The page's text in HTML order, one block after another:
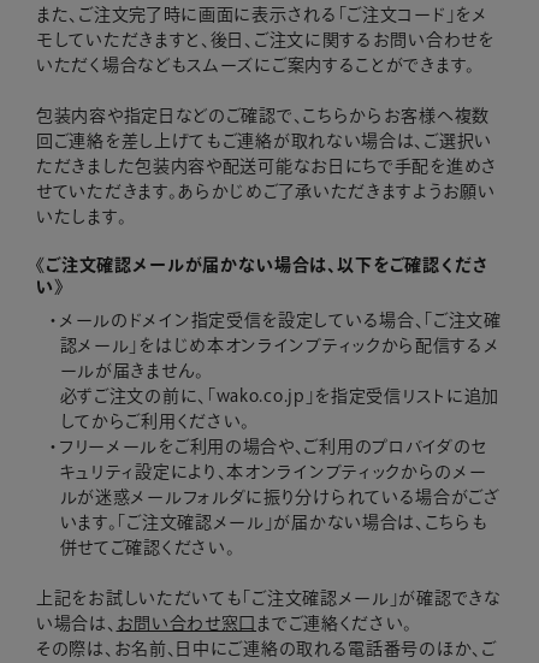
また、ご注文完了時に画面に表示される「ご注文コード」をメ
モしていただきますと、後日、ご注文に関するお問い合わせを
いただく場合などもスムーズにご案内することができます。
包装内容や指定日などのご確認で、こちらからお客様へ複数
回ご連絡を差し上げてもご連絡が取れない場合は、ご選択い
ただきました包装内容や配送可能なお日にちで手配を進めさ
せていただきます。あらかじめご了承いただきますようお願い
いたします。
《ご注文確認メールが届かない場合は、以下をご確認くださ
い》
メールのドメイン指定受信を設定している場合、「ご注文確
認メール」をはじめ本オンラインブティックから配信するメ
ールが届きません。
必ずご注文の前に、「wako.co.jp」を指定受信リストに追加
してからご利用ください。
フリーメールをご利用の場合や、ご利用のプロバイダのセ
キュリティ設定により、本オンラインブティックからのメー
ルが迷惑メールフォルダに振り分けられている場合がござ
います。「ご注文確認メール」が届かない場合は、こちらも
併せてご確認ください。
上記をお試しいただいても「ご注文確認メール」が確認できな
い場合は、 お問い合わせ窓口 までご連絡ください。
その際は、お名前、日中にご連絡の取れる電話番号のほか、ご